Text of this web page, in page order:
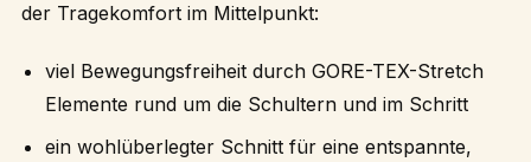
der Tragekomfort im Mittelpunkt:
viel Bewegungsfreiheit durch GORE-TEX-Stretch
Elemente rund um die Schultern und im Schritt
ein wohlüberlegter Schnitt für eine entspannte,